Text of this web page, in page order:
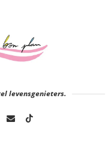
levensgenieters.